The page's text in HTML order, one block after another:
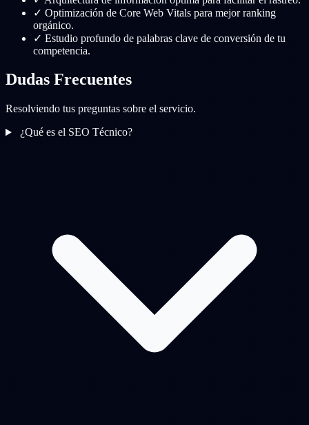
✓ Optimización de Core Web Vitals para mejor ranking
orgánico.
✓ Estudio profundo de palabras clave de conversión de tu
competencia.
Dudas Frecuentes
Resolviendo tus preguntas sobre el servicio.
¿Qué es el SEO Técnico?